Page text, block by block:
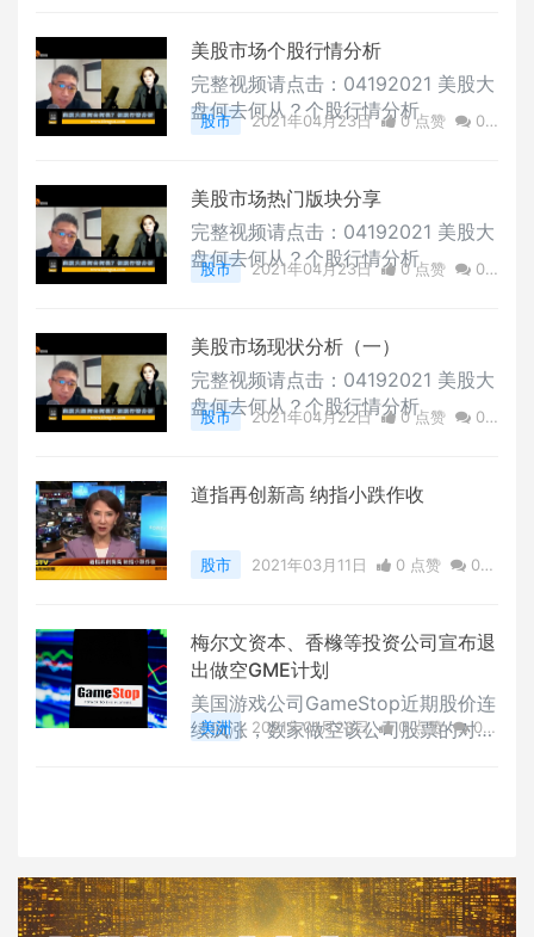
美股市场个股行情分析
完整视频请点击：04192021 美股大
盘何去何从？个股行情分析
股市 2021年04月23日 0 点赞
0
美股市场热门版块分享
完整视频请点击：04192021 美股大
盘何去何从？个股行情分析
股市 2021年04月23日 0 点赞
0
美股市场现状分析（一）
完整视频请点击：04192021 美股大
盘何去何从？个股行情分析
股市 2021年04月22日 0 点赞
0
道指再创新高 纳指小跌作收
股市 2021年03月11日 0 点赞
0
梅尔文资本、香橼等投资公司宣布退
出做空GME计划
美国游戏公司GameStop近期股价连
续疯涨，数家做空该公司股票的对冲
美洲 2021年01月28日 0 点赞
0